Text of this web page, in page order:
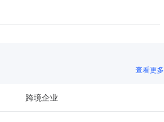
查看更多
跨境企业